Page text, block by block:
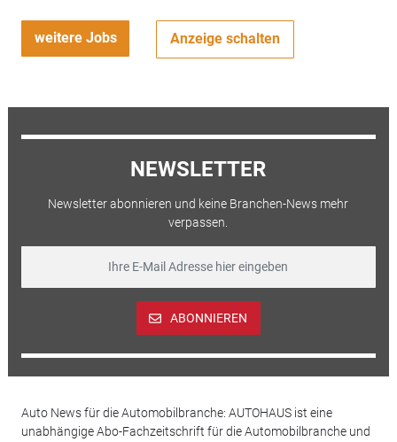
weitere Jobs Anzeige schalten
NEWSLETTER
Newsletter abonnieren und keine Branchen-News mehr
verpassen.
ABONNIEREN
Auto News für die Automobilbranche: AUTOHAUS ist eine
unabhängige Abo-Fachzeitschrift für die Automobilbranche und